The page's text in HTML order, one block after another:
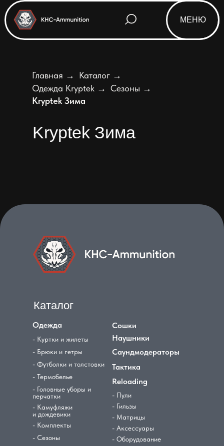
МЕНЮ
Главная → Каталог →
Одежда Kryptek → Сезоны →
Kryptek Зима
Kryptek Зима
Каталог
Одежда
- Куртки и жилеты
- Брюки и гетры
- Футболки и толстовки
- Термобелье
- Головные уборы и
перчатки
- Камуфляжи
и дождевики
- Комплекты
- Сезоны
Сошки
Наушники
Саундмодераторы
Тактика
Reloading
- Пули
- Гильзы
- Матрицы
- Аксессуары
- Оборудование